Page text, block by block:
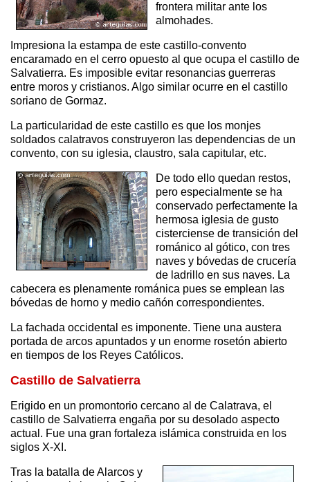
frontera militar ante los
almohades.
Impresiona la estampa de este castillo-convento
encaramado en el cerro opuesto al que ocupa el castillo de
Salvatierra. Es imposible evitar resonancias guerreras
entre moros y cristianos. Algo similar ocurre en el castillo
soriano de Gormaz.
La particularidad de este castillo es que los monjes
soldados calatravos construyeron las dependencias de un
convento, con su iglesia, claustro, sala capitular, etc.
De todo ello quedan restos,
pero especialmente se ha
conservado perfectamente la
hermosa iglesia de gusto
cisterciense de transición del
románico al gótico, con tres
naves y bóvedas de crucería
de ladrillo en sus naves. La
cabecera es plenamente románica pues se emplean las
bóvedas de horno y medio cañón correspondientes.
La fachada occidental es imponente. Tiene una austera
portada de arcos apuntados y un enorme rosetón abierto
en tiempos de los Reyes Católicos.
Castillo de Salvatierra
Erigido en un promontorio cercano al de Calatrava, el
castillo de Salvatierra engaña por su desolado aspecto
actual. Fue una gran fortaleza islámica construida en los
siglos X-XI.
Tras la batalla de Alarcos y